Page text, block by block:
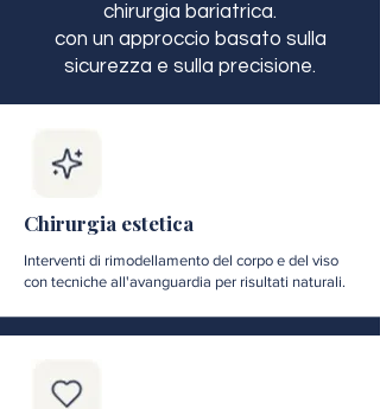
chirurgia bariatrica.
con un approccio basato sulla
sicurezza e sulla precisione.
Chirurgia estetica
Interventi di rimodellamento del corpo e del viso
con tecniche all'avanguardia per risultati naturali.